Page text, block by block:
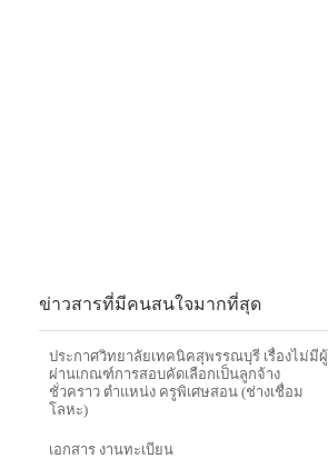
ข่าวสารที่มีคนสนใจมากที่สุด
ประกาศวิทยาลัยเทคนิคสุพรรณบุรี เรื่องไม่มีผู้
ผ่านเกณฑ์การสอบคัดเลือกเป็นลูกจ้าง
ชั่วคราว ตำแหน่ง ครูพิเศษสอน (ช่างเชื่อม
โลหะ)
เอกสาร งานทะเบียน